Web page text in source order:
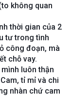
không quan
thời gian của 2
tư trong tình
công đoạn, mà
chỗ vay.
luôn thận
tỉ mỉ và chi
nhàn chứ cam